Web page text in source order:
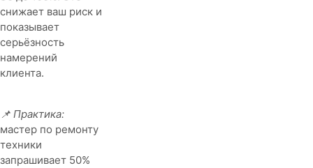
снижает ваш риск и
показывает
серьёзность
намерений
клиента.
📌 Практика:
мастер по ремонту
техники
запрашивает 50%